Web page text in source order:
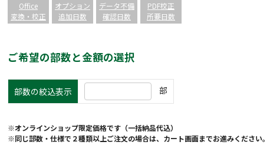
Office
変換・校正
オプション
追加日数
データ不備
確認日数
PDF校正
所要日数
ご希望の部数と金額の選択
部数の絞込表示 部
※オンラインショップ限定価格です（一括納品代込）
※同じ部数・仕様で２種類以上ご注文の場合は、カート画面までお進みください。